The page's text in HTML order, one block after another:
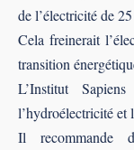
de l’électricité de
Cela freinerait
transition
L’Institut
l’hydroélectricité et
Il recommande